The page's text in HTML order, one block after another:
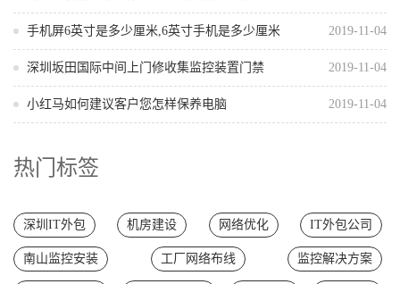
2019-11-04
手机屏6英寸是多少厘米,6英寸手机是多少厘米
2019-11-04
深圳坂田国际中间上门修收集监控装置门禁
2019-11-04
小红马如何建议客户您怎样保养电脑
热门标签
深圳IT外包 机房建设 网络优化 IT外包公司
南山监控安装 工厂网络布线 监控解决方案